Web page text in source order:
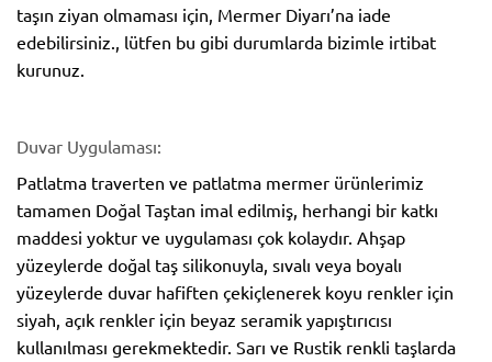
taşın ziyan olmaması için, Mermer Diyarı’na iade
edebilirsiniz., lütfen bu gibi durumlarda bizimle irtibat
kurunuz.
Duvar Uygulaması:
Patlatma traverten ve patlatma mermer ürünlerimiz
tamamen Doğal Taştan imal edilmiş, herhangi bir katkı
maddesi yoktur ve uygulaması çok kolaydır. Ahşap
yüzeylerde doğal taş silikonuyla, sıvalı veya boyalı
yüzeylerde duvar hafiften çekiçlenerek koyu renkler için
siyah, açık renkler için beyaz seramik yapıştırıcısı
kullanılması gerekmektedir. Sarı ve Rustik renkli taşlarda